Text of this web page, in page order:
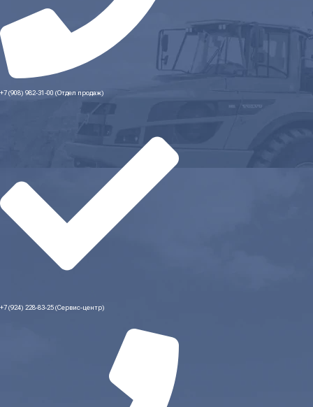
+7 (908) 982-31-00 (Отдел продаж)
+7 (924) 228-83-25 (Сервис-центр)